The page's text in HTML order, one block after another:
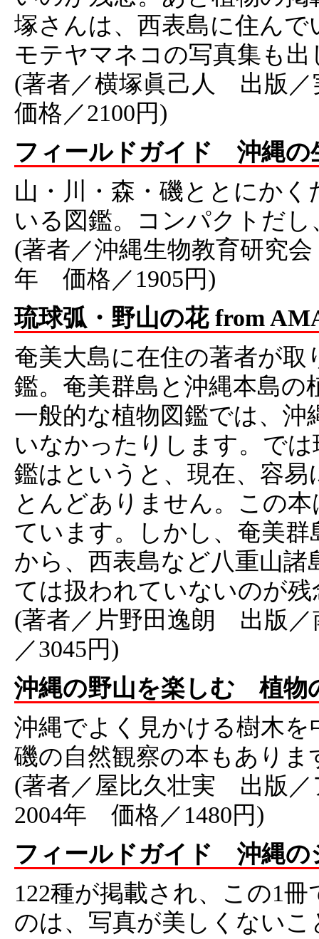
塚さんは、西表島に住ん
モテヤマネコの写真集も
(著者／横塚眞己人 出版
価格／2100円)
フィールドガイド 沖縄の
山・川・森・磯ととにか
いる図鑑。コンパクトだ
(著者／沖縄生物教育研究
年 価格／1905円)
琉球弧・野山の花 from
奄美大島に在住の著者が
鑑。奄美群島と沖縄本島
一般的な植物図鑑では、
いなかったりします。で
鑑はというと、現在、容
とんどありません。この
ています。しかし、奄美
から、西表島など八重山
ては扱われていないのが
(著者／片野田逸朗 出版
／3045円)
沖縄の野山を楽しむ 植物
沖縄でよく見かける樹木
磯の自然観察の本もありま
(著者／屋比久壮実 出版
2004年 価格／1480円)
フィールドガイド 沖縄の
122種が掲載され、この1
のは、写真が美しくない